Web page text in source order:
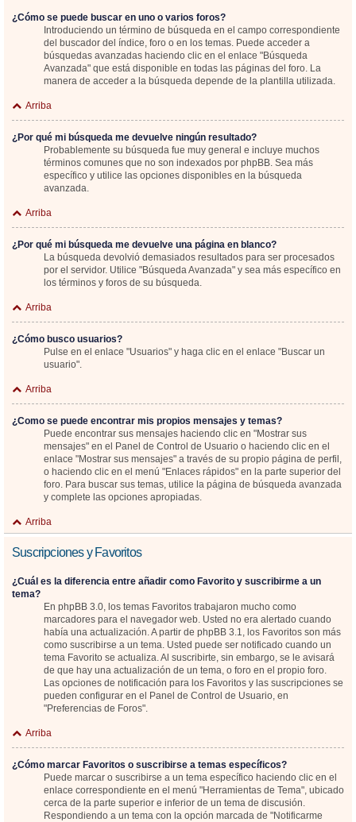
¿Cómo se puede buscar en uno o varios foros?
Introduciendo un término de búsqueda en el campo correspondiente
del buscador del índice, foro o en los temas. Puede acceder a
búsquedas avanzadas haciendo clic en el enlace "Búsqueda
Avanzada" que está disponible en todas las páginas del foro. La
manera de acceder a la búsqueda depende de la plantilla utilizada.
Arriba
¿Por qué mi búsqueda me devuelve ningún resultado?
Probablemente su búsqueda fue muy general e incluye muchos
términos comunes que no son indexados por phpBB. Sea más
específico y utilice las opciones disponibles en la búsqueda
avanzada.
Arriba
¿Por qué mi búsqueda me devuelve una página en blanco?
La búsqueda devolvió demasiados resultados para ser procesados
por el servidor. Utilice "Búsqueda Avanzada" y sea más específico en
los términos y foros de su búsqueda.
Arriba
¿Cómo busco usuarios?
Pulse en el enlace "Usuarios" y haga clic en el enlace "Buscar un
usuario".
Arriba
¿Como se puede encontrar mis propios mensajes y temas?
Puede encontrar sus mensajes haciendo clic en "Mostrar sus
mensajes" en el Panel de Control de Usuario o haciendo clic en el
enlace "Mostrar sus mensajes" a través de su propio página de perfil,
o haciendo clic en el menú "Enlaces rápidos" en la parte superior del
foro. Para buscar sus temas, utilice la página de búsqueda avanzada
y complete las opciones apropiadas.
Arriba
Suscripciones y Favoritos
¿Cuál es la diferencia entre añadir como Favorito y suscribirme a un
tema?
En phpBB 3.0, los temas Favoritos trabajaron mucho como
marcadores para el navegador web. Usted no era alertado cuando
había una actualización. A partir de phpBB 3.1, los Favoritos son más
como suscribirse a un tema. Usted puede ser notificado cuando un
tema Favorito se actualiza. Al suscribirte, sin embargo, se le avisará
de que hay una actualización de un tema, o foro en el propio foro.
Las opciones de notificación para los Favoritos y las suscripciones se
pueden configurar en el Panel de Control de Usuario, en
"Preferencias de Foros".
Arriba
¿Cómo marcar Favoritos o suscribirse a temas específicos?
Puede marcar o suscribirse a un tema específico haciendo clic en el
enlace correspondiente en el menú "Herramientas de Tema", ubicado
cerca de la parte superior e inferior de un tema de discusión.
Respondiendo a un tema con la opción marcada de "Notificarme